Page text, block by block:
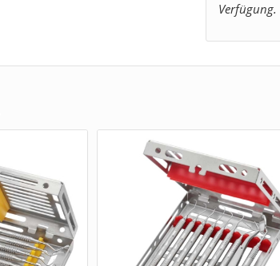
Verfügung.